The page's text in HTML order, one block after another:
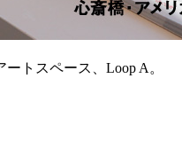
トスペース、Loop A。